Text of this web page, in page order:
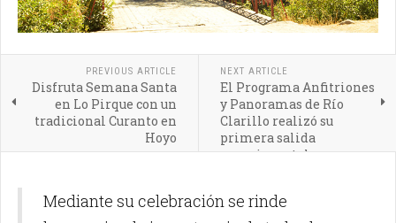
PREVIOUS ARTICLE
Disfruta Semana Santa
en Lo Pirque con un
tradicional Curanto en
Hoyo
NEXT ARTICLE
El Programa Anfitriones
y Panoramas de Río
Clarillo realizó su
primera salida
experimental
Mediante su celebración se rinde